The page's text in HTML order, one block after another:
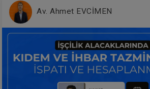
Av. Ahmet EVCİMEN